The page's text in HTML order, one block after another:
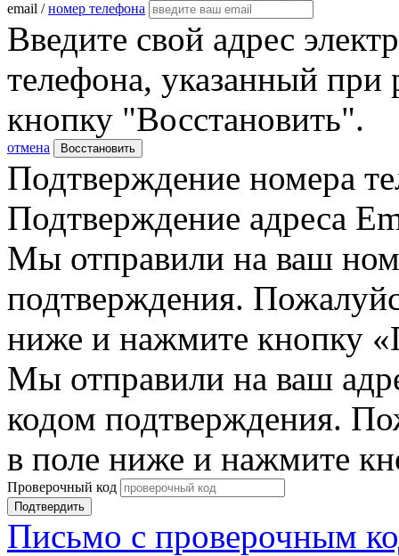
email /номер телефона
Введите свой адрес
телефона, указанный при
кнопку "Восстановить".
отмена Восстановить
Подтверждение номера
Подтверждение адреса
Мы отправили на ваш
подтверждения.
ниже и нажмите кнопку
Мы отправили на ваш
кодом подтверждения.
в поле ниже и нажмите
Проверочный код
Подтвердить
Письмо с проверочным